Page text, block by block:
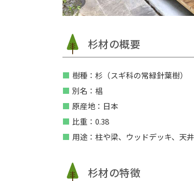
杉材の概要
樹種：杉（スギ科の常緑針葉樹）
別名：椙
原産地：日本
比重：0.38
用途：柱や梁、ウッドデッキ、天
杉材の特徴